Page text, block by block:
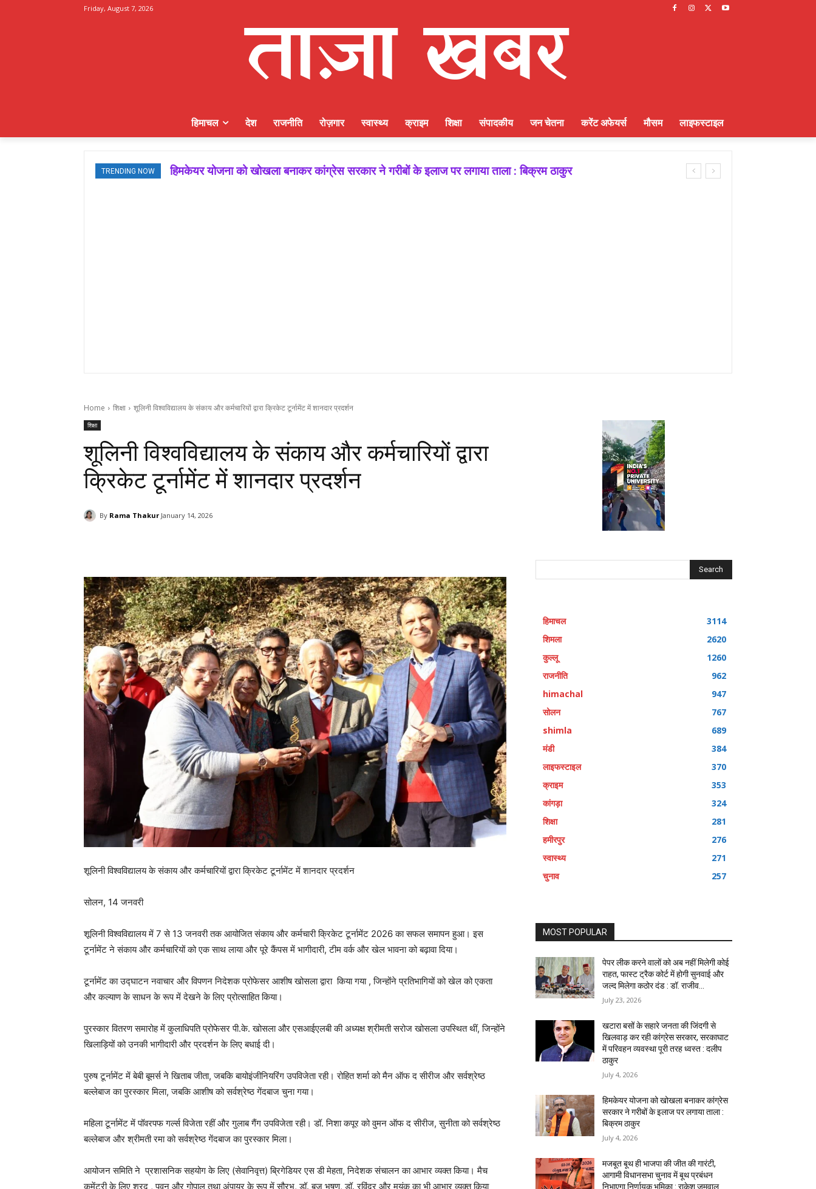
Friday, August 7, 2026
हिमाचल देश राजनीति रोज़गार स्वास्थ्य क्राइम शिक्षा संपादकीय जन चेतना करेंट अफेयर्स मौसम लाइफस्टाइल
TRENDING NOW हिमकेयर योजना को खोखला बनाकर कांग्रेस सरकार ने गरीबों के इलाज पर लगाया ताला : बिक्रम ठाकुर
Home शिक्षा शूलिनी विश्वविद्यालय के संकाय और कर्मचारियों द्वारा क्रिकेट टूर्नामेंट में शानदार प्रदर्शन
शिक्षा
शूलिनी विश्वविद्यालय के संकाय और कर्मचारियों द्वारा
क्रिकेट टूर्नामेंट में शानदार प्रदर्शन
By Rama Thakur January 14, 2026
शूलिनी विश्वविद्यालय के संकाय और कर्मचारियों द्वारा क्रिकेट टूर्नामेंट में शानदार प्रदर्शन
सोलन, 14 जनवरी
शूलिनी विश्वविद्यालय में 7 से 13 जनवरी तक आयोजित संकाय और कर्मचारी क्रिकेट टूर्नामेंट 2026 का सफल समापन हुआ। इस
टूर्नामेंट ने संकाय और कर्मचारियों को एक साथ लाया और पूरे कैंपस में भागीदारी, टीम वर्क और खेल भावना को बढ़ावा दिया।
टूर्नामेंट का उद्घाटन नवाचार और विपणन निदेशक प्रोफेसर आशीष खोसला द्वारा किया गया , जिन्होंने प्रतिभागियों को खेल को एकता
और कल्याण के साधन के रूप में देखने के लिए प्रोत्साहित किया।
पुरस्कार वितरण समारोह में कुलाधिपति प्रोफेसर पी.के. खोसला और एसआईएलबी की अध्यक्ष श्रीमती सरोज खोसला उपस्थित थीं, जिन्होंने
खिलाड़ियों को उनकी भागीदारी और प्रदर्शन के लिए बधाई दी।
पुरुष टूर्नामेंट में बेबी बूमर्स ने खिताब जीता, जबकि बायोइंजीनियरिंग उपविजेता रही। रोहित शर्मा को मैन ऑफ द सीरीज और सर्वश्रेष्ठ
बल्लेबाज का पुरस्कार मिला, जबकि आशीष को सर्वश्रेष्ठ गेंदबाज चुना गया।
महिला टूर्नामेंट में पॉवरपफ गर्ल्स विजेता रहीं और गुलाब गैंग उपविजेता रही। डॉ. निशा कपूर को वुमन ऑफ द सीरीज, सुनीता को सर्वश्रेष्ठ
बल्लेबाज और श्रीमती रमा को सर्वश्रेष्ठ गेंदबाज का पुरस्कार मिला।
आयोजन समिति ने प्रशासनिक सहयोग के लिए (सेवानिवृत्त) ब्रिगेडियर एस डी मेहता, निदेशक संचालन का आभार व्यक्त किया। मैच
कमेंट्री के लिए शरद , पवन और गोपाल तथा अंपायर के रूप में सौरभ, डॉ. बृज भूषण, डॉ. रविंदर और मयंक का भी आभार व्यक्त किया
Search
हिमाचल
3114
शिमला
2620
कुल्लू
1260
राजनीति
962
himachal
947
सोलन
767
shimla
689
मंडी
384
लाइफस्टाइल
370
क्राइम
353
कांगड़ा
324
शिक्षा
281
हमीरपुर
276
स्वास्थ्य
271
चुनाव
257
MOST POPULAR
पेपर लीक करने वालों को अब नहीं मिलेगी कोई
राहत, फास्ट ट्रैक कोर्ट में होगी सुनवाई और
जल्द मिलेगा कठोर दंड : डॉ. राजीव...
July 23, 2026
खटारा बसों के सहारे जनता की जिंदगी से
खिलवाड़ कर रही कांग्रेस सरकार, सरकाघाट
में परिवहन व्यवस्था पूरी तरह ध्वस्त : दलीप
ठाकुर
July 4, 2026
हिमकेयर योजना को खोखला बनाकर कांग्रेस
सरकार ने गरीबों के इलाज पर लगाया ताला :
बिक्रम ठाकुर
July 4, 2026
मजबूत बूथ ही भाजपा की जीत की गारंटी,
आगामी विधानसभा चुनाव में बूथ प्रबंधन
निभाएगा निर्णायक भूमिका : राकेश जमवाल